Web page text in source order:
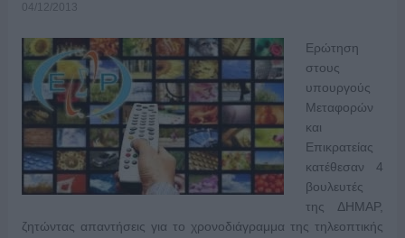
04/12/2013
Ερώτηση
στους
υπουργούς
Μεταφορών
και
Επικρατείας
κατέθεσαν 4
βουλευτές
της ΔΗΜΑΡ,
ζητώντας απαντήσεις για το χρονοδιάγραμμα της τηλεοπτικής